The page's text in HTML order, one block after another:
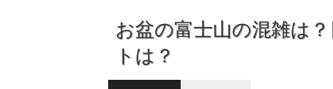
お盆の富士山の混雑は
トは？